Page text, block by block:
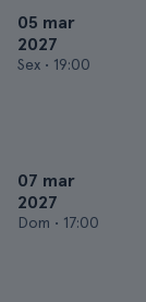
05 mar
2027
Sex • 19:00
07 mar
2027
Dom • 17:00